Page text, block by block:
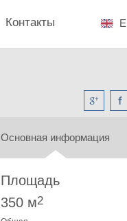
Контакты
Основная информация
Площадь
350 м2